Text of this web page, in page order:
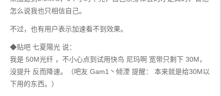
怎么说我也只相信自己。
不过，也有用户表示加速看不到效果。
◆贴吧 七夏陽光 说：
我是 50M光纤 ，不小心点到试用快鸟 尼玛啊 宽带只剩下 30M，
没提升 反而降速。（吧友 Gam1丶倾湮 提醒： 本来就是给30M以
下用的东西。）